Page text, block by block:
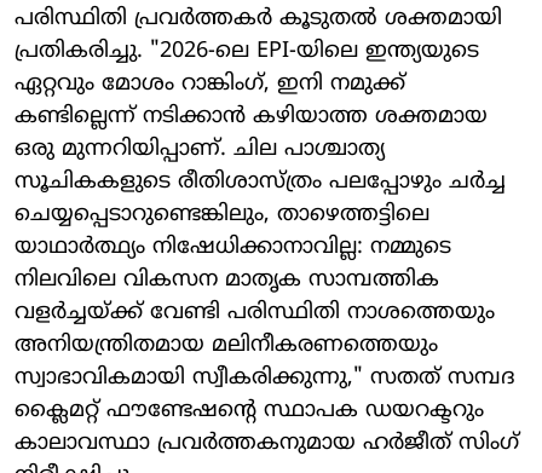
പരിസ്ഥിതി പ്രവർത്തകർ കൂടുതൽ ശക്തമായി
പ്രതികരിച്ചു. "2026-ലെ EPI-യിലെ ഇന്ത്യയുടെ
ഏറ്റവും മോശം റാങ്കിംഗ്, ഇനി നമുക്ക്
കണ്ടില്ലെന്ന് നടിക്കാൻ കഴിയാത്ത ശക്തമായ
ഒരു മുന്നറിയിപ്പാണ്. ചില പാശ്ചാത്യ
സൂചികകളുടെ രീതിശാസ്ത്രം പലപ്പോഴും ചർച്ച
ചെയ്യപ്പെടാറുണ്ടെങ്കിലും, താഴെത്തട്ടിലെ
യാഥാർത്ഥ്യം നിഷേധിക്കാനാവില്ല: നമ്മുടെ
നിലവിലെ വികസന മാതൃക സാമ്പത്തിക
വളർച്ചയ്ക്ക് വേണ്ടി പരിസ്ഥിതി നാശത്തെയും
അനിയന്ത്രിതമായ മലിനീകരണത്തെയും
സ്വാഭാവികമായി സ്വീകരിക്കുന്നു," സതത് സമ്പദ
ക്ലൈമറ്റ് ഫൗണ്ടേഷന്റെ സ്ഥാപക ഡയറക്ടറും
കാലാവസ്ഥാ പ്രവർത്തകനുമായ ഹർജീത് സിംഗ്